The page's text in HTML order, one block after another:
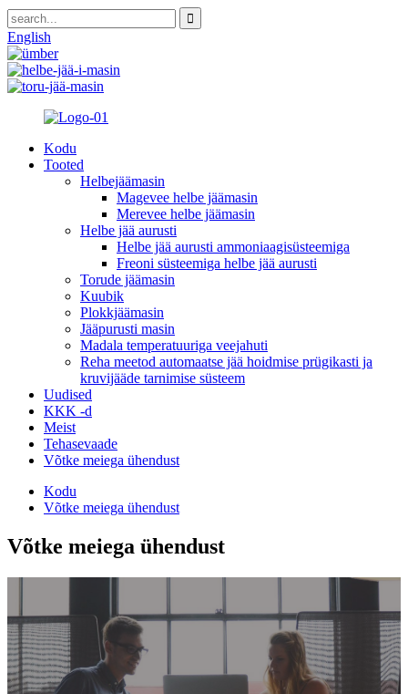
English
Kodu
Tooted
Helbejäämasin
Magevee helbe jäämasin
Merevee helbe jäämasin
Helbe jää aurusti
Helbe jää aurusti ammoniaagisüsteemiga
Freoni süsteemiga helbe jää aurusti
Torude jäämasin
Kuubik
Plokkjäämasin
Jääpurusti masin
Madala temperatuuriga veejahuti
Reha meetod automaatse jää hoidmise prügikasti ja
kruvijääde tarnimise süsteem
Uudised
KKK -d
Meist
Tehasevaade
Võtke meiega ühendust
Kodu
Võtke meiega ühendust
Võtke meiega ühendust